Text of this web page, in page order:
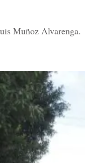
Muñoz Alvarenga.